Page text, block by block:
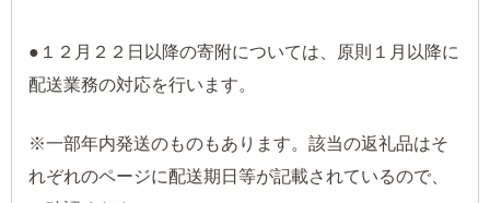
●１２月２２日以降の寄附については、原則１月以降に
配送業務の対応を行います。
※一部年内発送のものもあります。該当の返礼品はそ
れぞれのページに配送期日等が記載されているので、